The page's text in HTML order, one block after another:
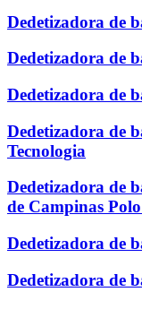
Dedetizadora de
Dedetizadora de
Dedetizadora de
Dedetizadora de
Tecnologia
Dedetizadora de
de Campinas
Dedetizadora de
Dedetizadora de